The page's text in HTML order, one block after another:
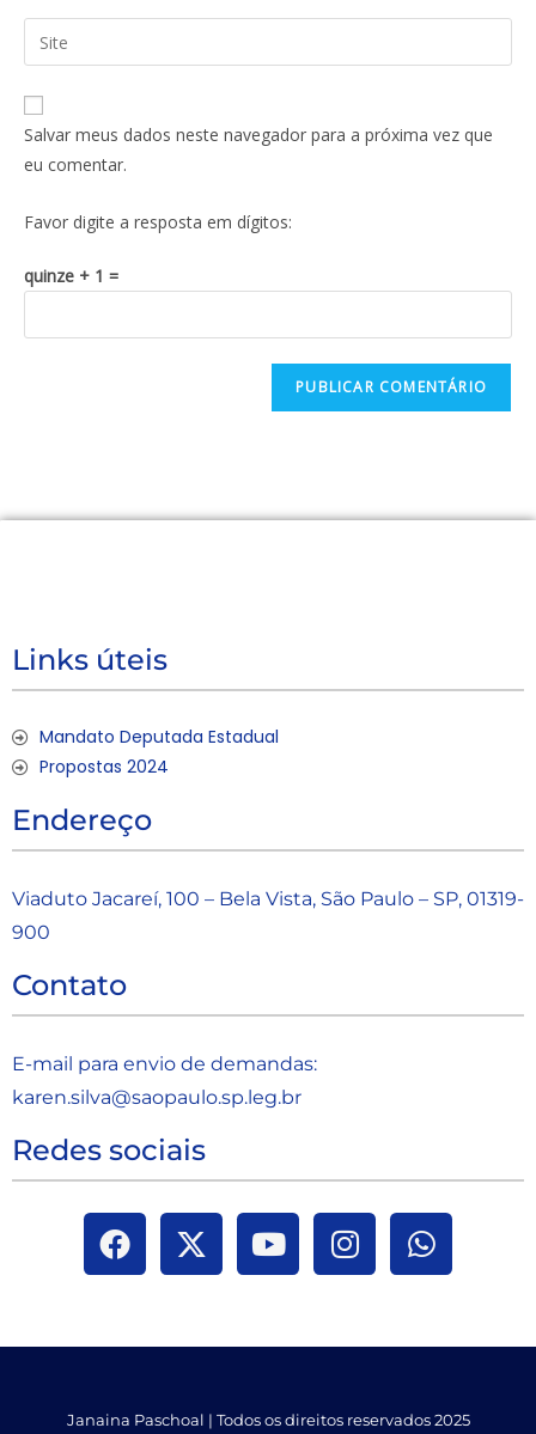
Salvar meus dados neste navegador para a próxima vez que
eu comentar.
Favor digite a resposta em dígitos:
quinze + 1 =
Links úteis
Mandato Deputada Estadual
Propostas 2024
Endereço
Viaduto Jacareí, 100 – Bela Vista, São Paulo – SP, 01319-
900
Contato
E-mail para envio de demandas:
karen.silva@saopaulo.sp.leg.br
Redes sociais
Janaina Paschoal | Todos os direitos reservados 2025